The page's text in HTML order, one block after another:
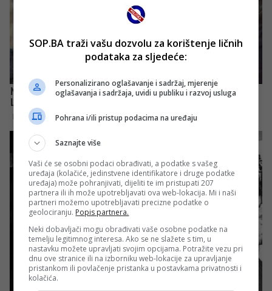
SOP.BA traži vašu dozvolu za korištenje ličnih
podataka za sljedeće:
Personalizirano oglašavanje i sadržaj, mjerenje
oglašavanja i sadržaja, uvidi u publiku i razvoj usluga
Pohrana i/ili pristup podacima na uređaju
Saznajte više
Vaši će se osobni podaci obrađivati, a podatke s vašeg
uređaja (kolačiće, jedinstvene identifikatore i druge podatke
uređaja) može pohranjivati, dijeliti te im pristupati 207
partnera ili ih može upotrebljavati ova web-lokacija. Mi i naši
partneri možemo upotrebljavati precizne podatke o
geolociranju. Popis partnera.
Neki dobavljači mogu obrađivati vaše osobne podatke na
temelju legitimnog interesa. Ako se ne slažete s tim, u
nastavku možete upravljati svojim opcijama. Potražite vezu pri
dnu ove stranice ili na izborniku web-lokacije za upravljanje
pristankom ili povlačenje pristanka u postavkama privatnosti i
kolačića.